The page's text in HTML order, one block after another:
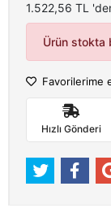
1.522,56 TL
Ürün stokta
Favorilerime
Hızlı Gönderi